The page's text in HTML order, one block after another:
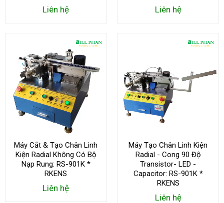
Liên hệ Liên hệ
Máy Cắt & Tạo Chân Linh
Kiện Radial Không Có Bộ
Nạp Rung: RS-901K *
RKENS
Liên hệ
Máy Tạo Chân Linh Kiện
Radial - Cong 90 Độ
Transistor- LED -
Capacitor: RS-901K *
RKENS
Liên hệ